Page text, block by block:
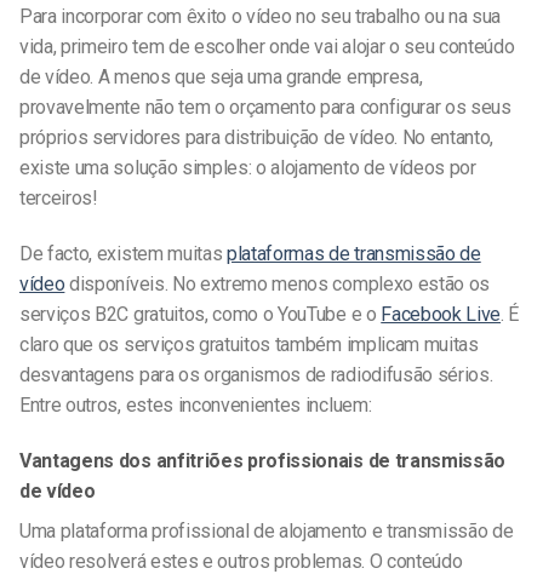
Para incorporar com êxito o vídeo no seu trabalho ou na sua
vida, primeiro tem de escolher onde vai alojar o seu conteúdo
de vídeo. A menos que seja uma grande empresa,
provavelmente não tem o orçamento para configurar os seus
próprios servidores para distribuição de vídeo. No entanto,
existe uma solução simples: o alojamento de vídeos por
terceiros!
De facto, existem muitas plataformas de transmissão de
vídeo disponíveis. No extremo menos complexo estão os
serviços B2C gratuitos, como o YouTube e o Facebook Live. É
claro que os serviços gratuitos também implicam muitas
desvantagens para os organismos de radiodifusão sérios.
Entre outros, estes inconvenientes incluem:
Vantagens dos anfitriões profissionais de transmissão
de vídeo
Uma plataforma profissional de alojamento e transmissão de
vídeo resolverá estes e outros problemas. O conteúdo